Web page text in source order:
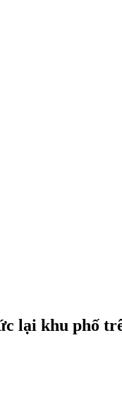
lại khu phố